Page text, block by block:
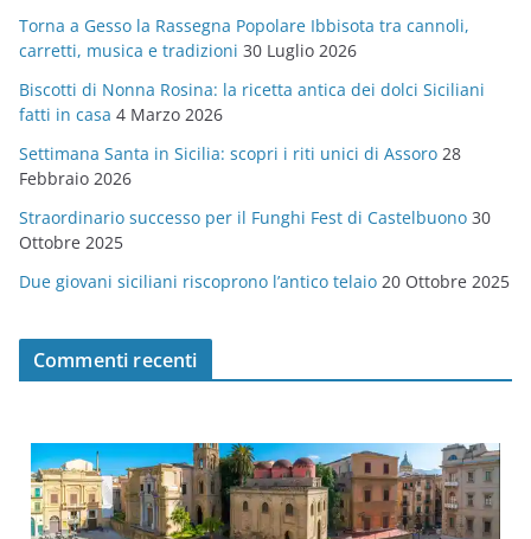
o
r
i
e
Torna a Gesso la Rassegna Popolare Ibbisota tra cannoli,
carretti, musica e tradizioni 30 Luglio 2026
Biscotti di Nonna Rosina: la ricetta antica dei dolci Siciliani
fatti in casa 4 Marzo 2026
Settimana Santa in Sicilia: scopri i riti unici di Assoro 28
Febbraio 2026
Straordinario successo per il Funghi Fest di Castelbuono 30
Ottobre 2025
Due giovani siciliani riscoprono l’antico telaio 20 Ottobre 2025
Commenti recenti